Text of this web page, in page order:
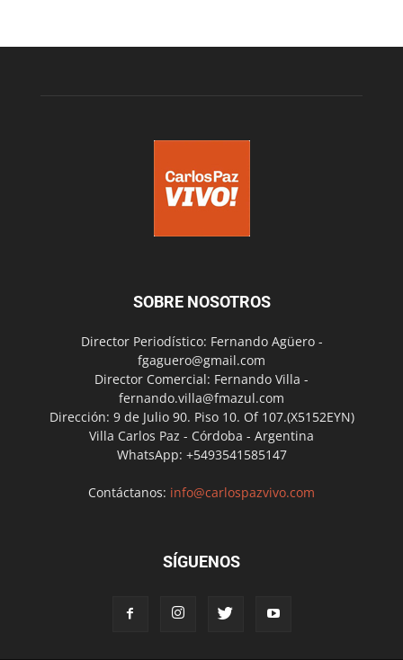
SOBRE NOSOTROS
Director Periodístico: Fernando Agüero -
fgaguero@gmail.com
Director Comercial: Fernando Villa -
fernando.villa@fmazul.com
Dirección: 9 de Julio 90. Piso 10. Of 107.(X5152EYN)
Villa Carlos Paz - Córdoba - Argentina
WhatsApp: +5493541585147
Contáctanos: info@carlospazvivo.com
SÍGUENOS